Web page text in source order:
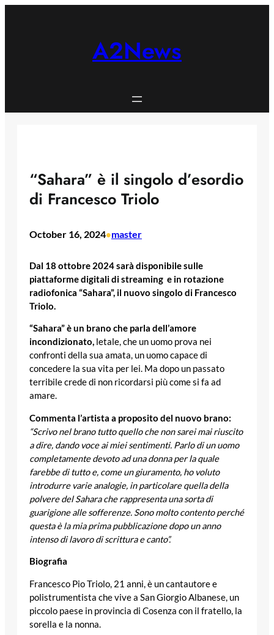
A2News
“Sahara” è il singolo d’esordio
di Francesco Triolo
October 16, 2024•master
Dal 18 ottobre 2024 sarà disponibile sulle
piattaforme digitali di streaming e in rotazione
radiofonica “Sahara”, il nuovo singolo di Francesco
Triolo.
“Sahara” è un brano che parla dell’amore
incondizionato, letale, che un uomo prova nei
confronti della sua amata, un uomo capace di
concedere la sua vita per lei. Ma dopo un passato
terribile crede di non ricordarsi più come si fa ad
amare.
Commenta l’artista a proposito del nuovo brano:
“Scrivo nel brano tutto quello che non sarei mai riuscito
a dire, dando voce ai miei sentimenti. Parlo di un uomo
completamente devoto ad una donna per la quale
farebbe di tutto e, come un giuramento, ho voluto
introdurre varie analogie, in particolare quella della
polvere del Sahara che rappresenta una sorta di
guarigione alle sofferenze. Sono molto contento perché
questa è la mia prima pubblicazione dopo un anno
intenso di lavoro di scrittura e canto”.
Biografia
Francesco Pio Triolo, 21 anni, è un cantautore e
polistrumentista che vive a San Giorgio Albanese, un
piccolo paese in provincia di Cosenza con il fratello, la
sorella e la nonna.